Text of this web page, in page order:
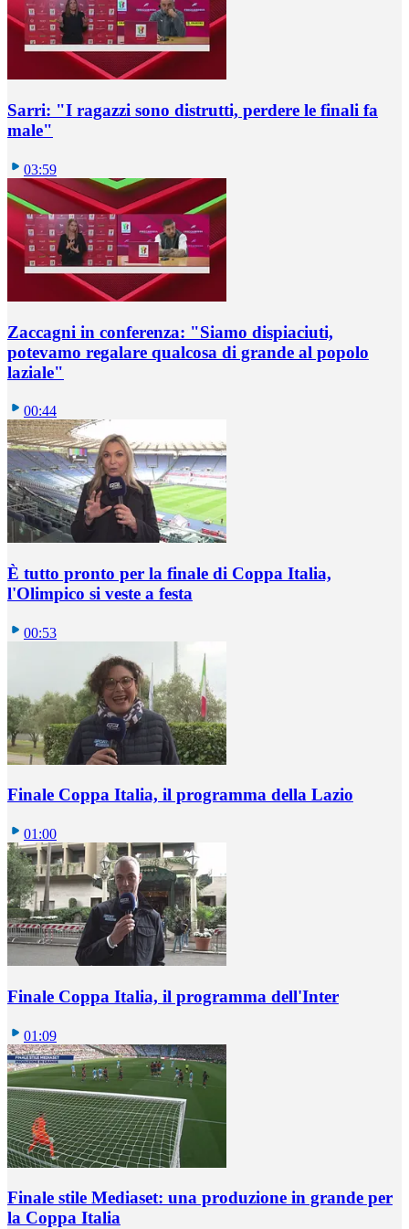
Sarri: "I ragazzi sono distrutti, perdere le finali fa
male"
03:59
Zaccagni in conferenza: "Siamo dispiaciuti,
potevamo regalare qualcosa di grande al popolo
laziale"
00:44
È tutto pronto per la finale di Coppa Italia,
l'Olimpico si veste a festa
00:53
Finale Coppa Italia, il programma della Lazio
01:00
Finale Coppa Italia, il programma dell'Inter
01:09
Finale stile Mediaset: una produzione in grande per
la Coppa Italia